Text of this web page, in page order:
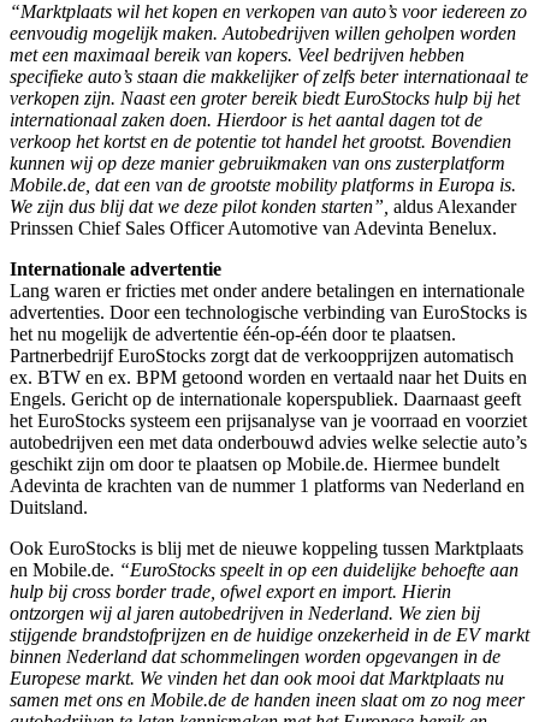
“Marktplaats wil het kopen en verkopen van auto’s voor iedereen zo
eenvoudig mogelijk maken. Autobedrijven willen geholpen worden
met een maximaal bereik van kopers. Veel bedrijven hebben
specifieke auto’s staan die makkelijker of zelfs beter internationaal te
verkopen zijn. Naast een groter bereik biedt EuroStocks hulp bij het
internationaal zaken doen. Hierdoor is het aantal dagen tot de
verkoop het kortst en de potentie tot handel het grootst. Bovendien
kunnen wij op deze manier gebruikmaken van ons zusterplatform
Mobile.de, dat een van de grootste mobility platforms in Europa is.
We zijn dus blij dat we deze pilot konden starten”, aldus Alexander
Prinssen Chief Sales Officer Automotive van Adevinta Benelux.
Internationale advertentie
Lang waren er fricties met onder andere betalingen en internationale
advertenties. Door een technologische verbinding van EuroStocks is
het nu mogelijk de advertentie één-op-één door te plaatsen.
Partnerbedrijf EuroStocks zorgt dat de verkoopprijzen automatisch
ex. BTW en ex. BPM getoond worden en vertaald naar het Duits en
Engels. Gericht op de internationale koperspubliek. Daarnaast geeft
het EuroStocks systeem een prijsanalyse van je voorraad en voorziet
autobedrijven een met data onderbouwd advies welke selectie auto’s
geschikt zijn om door te plaatsen op Mobile.de. Hiermee bundelt
Adevinta de krachten van de nummer 1 platforms van Nederland en
Duitsland.
Ook EuroStocks is blij met de nieuwe koppeling tussen Marktplaats
en Mobile.de. “EuroStocks speelt in op een duidelijke behoefte aan
hulp bij cross border trade, ofwel export en import. Hierin
ontzorgen wij al jaren autobedrijven in Nederland. We zien bij
stijgende brandstofprijzen en de huidige onzekerheid in de EV markt
binnen Nederland dat schommelingen worden opgevangen in de
Europese markt. We vinden het dan ook mooi dat Marktplaats nu
samen met ons en Mobile.de de handen ineen slaat om zo nog meer